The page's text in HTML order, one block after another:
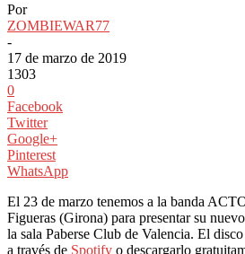
Por
ZOMBIEWAR77
-
17 de marzo de 2019
1303
0
Facebook
Twitter
Google+
Pinterest
WhatsApp
El 23 de marzo tenemos a la banda
Figueras (Girona) para presentar su
la sala Paberse Club de Valencia. El
a través de Spotify o descargarlo